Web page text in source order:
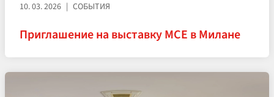
10. 03. 2026 СОБЫТИЯ
Приглашение на выставку MCE в Милане